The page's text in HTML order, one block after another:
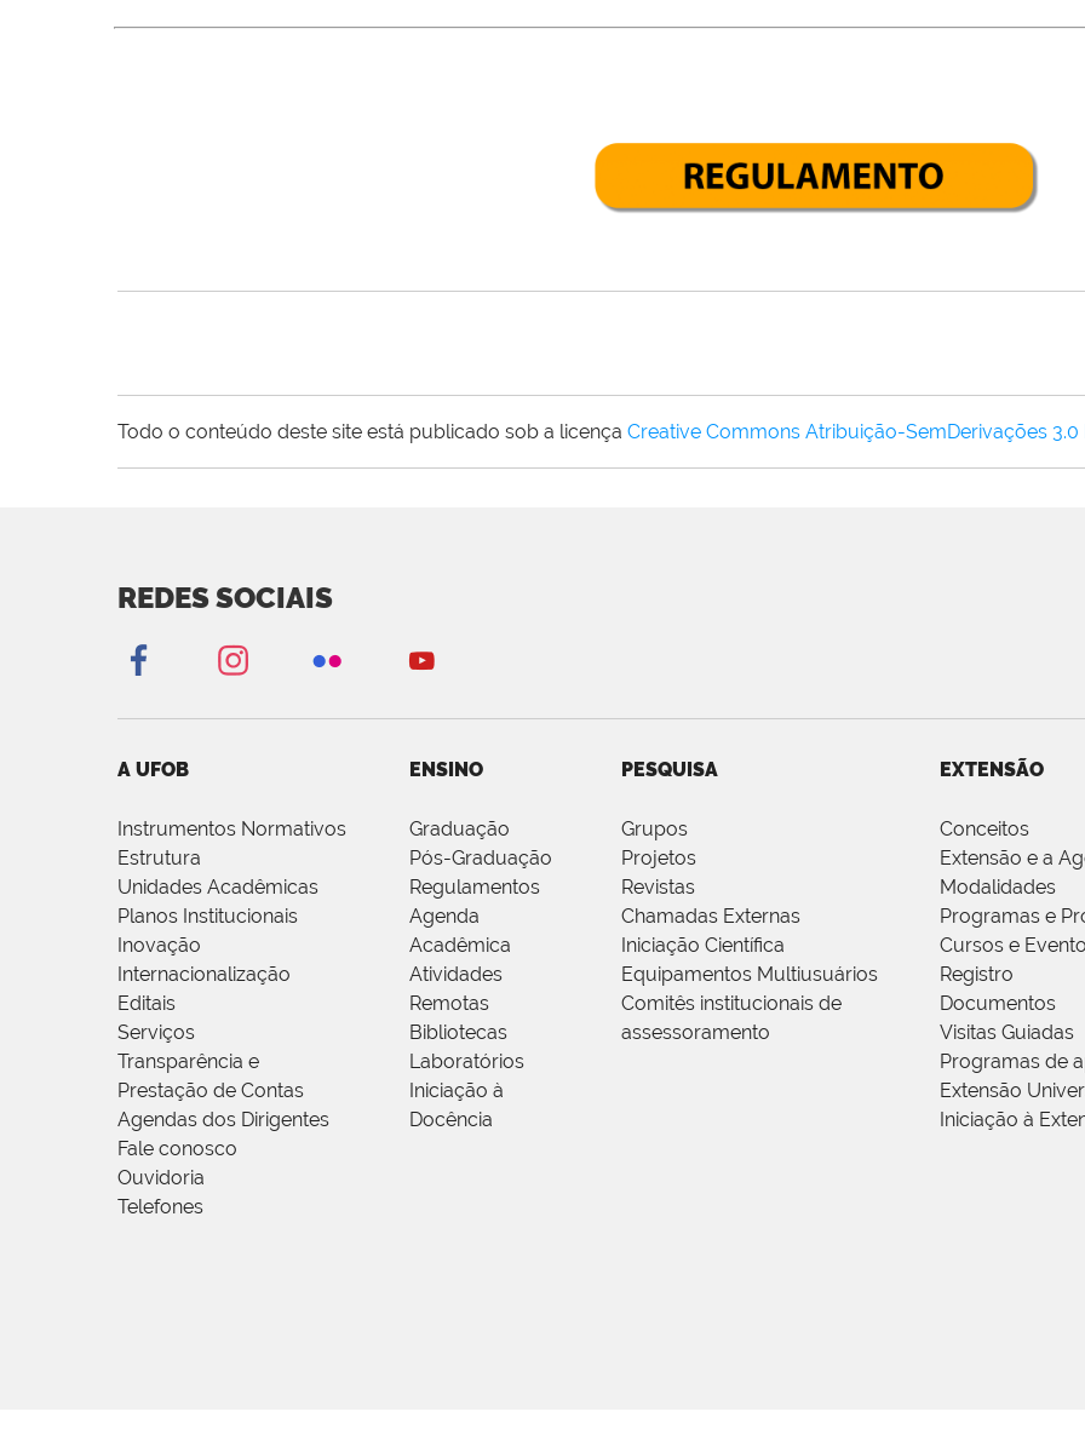
Todo o conteúdo deste site está publicado sob a licença Creative Commons Atribuição-SemDerivações
REDES SOCIAIS
A UFOB
Instrumentos Normativos
Estrutura
Unidades Acadêmicas
Planos Institucionais
Inovação
Internacionalização
Editais
Serviços
Transparência e
Prestação de Contas
Agendas dos Dirigentes
Fale conosco
Ouvidoria
Telefones
ENSINO
Graduação
Pós-Graduação
Regulamentos
Agenda
Acadêmica
Atividades
Remotas
Bibliotecas
Laboratórios
Iniciação à
Docência
PESQUISA
Grupos
Projetos
Revistas
Chamadas Externas
Iniciação Científica
Equipamentos Multiusuários
Comitês institucionais de
assessoramento
EXTENSÃO
Conceitos
Extensão e a
Modalidades
Programas e
Cursos e
Registro
Documentos
Visitas Guiadas
Programas de
Extensão
Iniciação à